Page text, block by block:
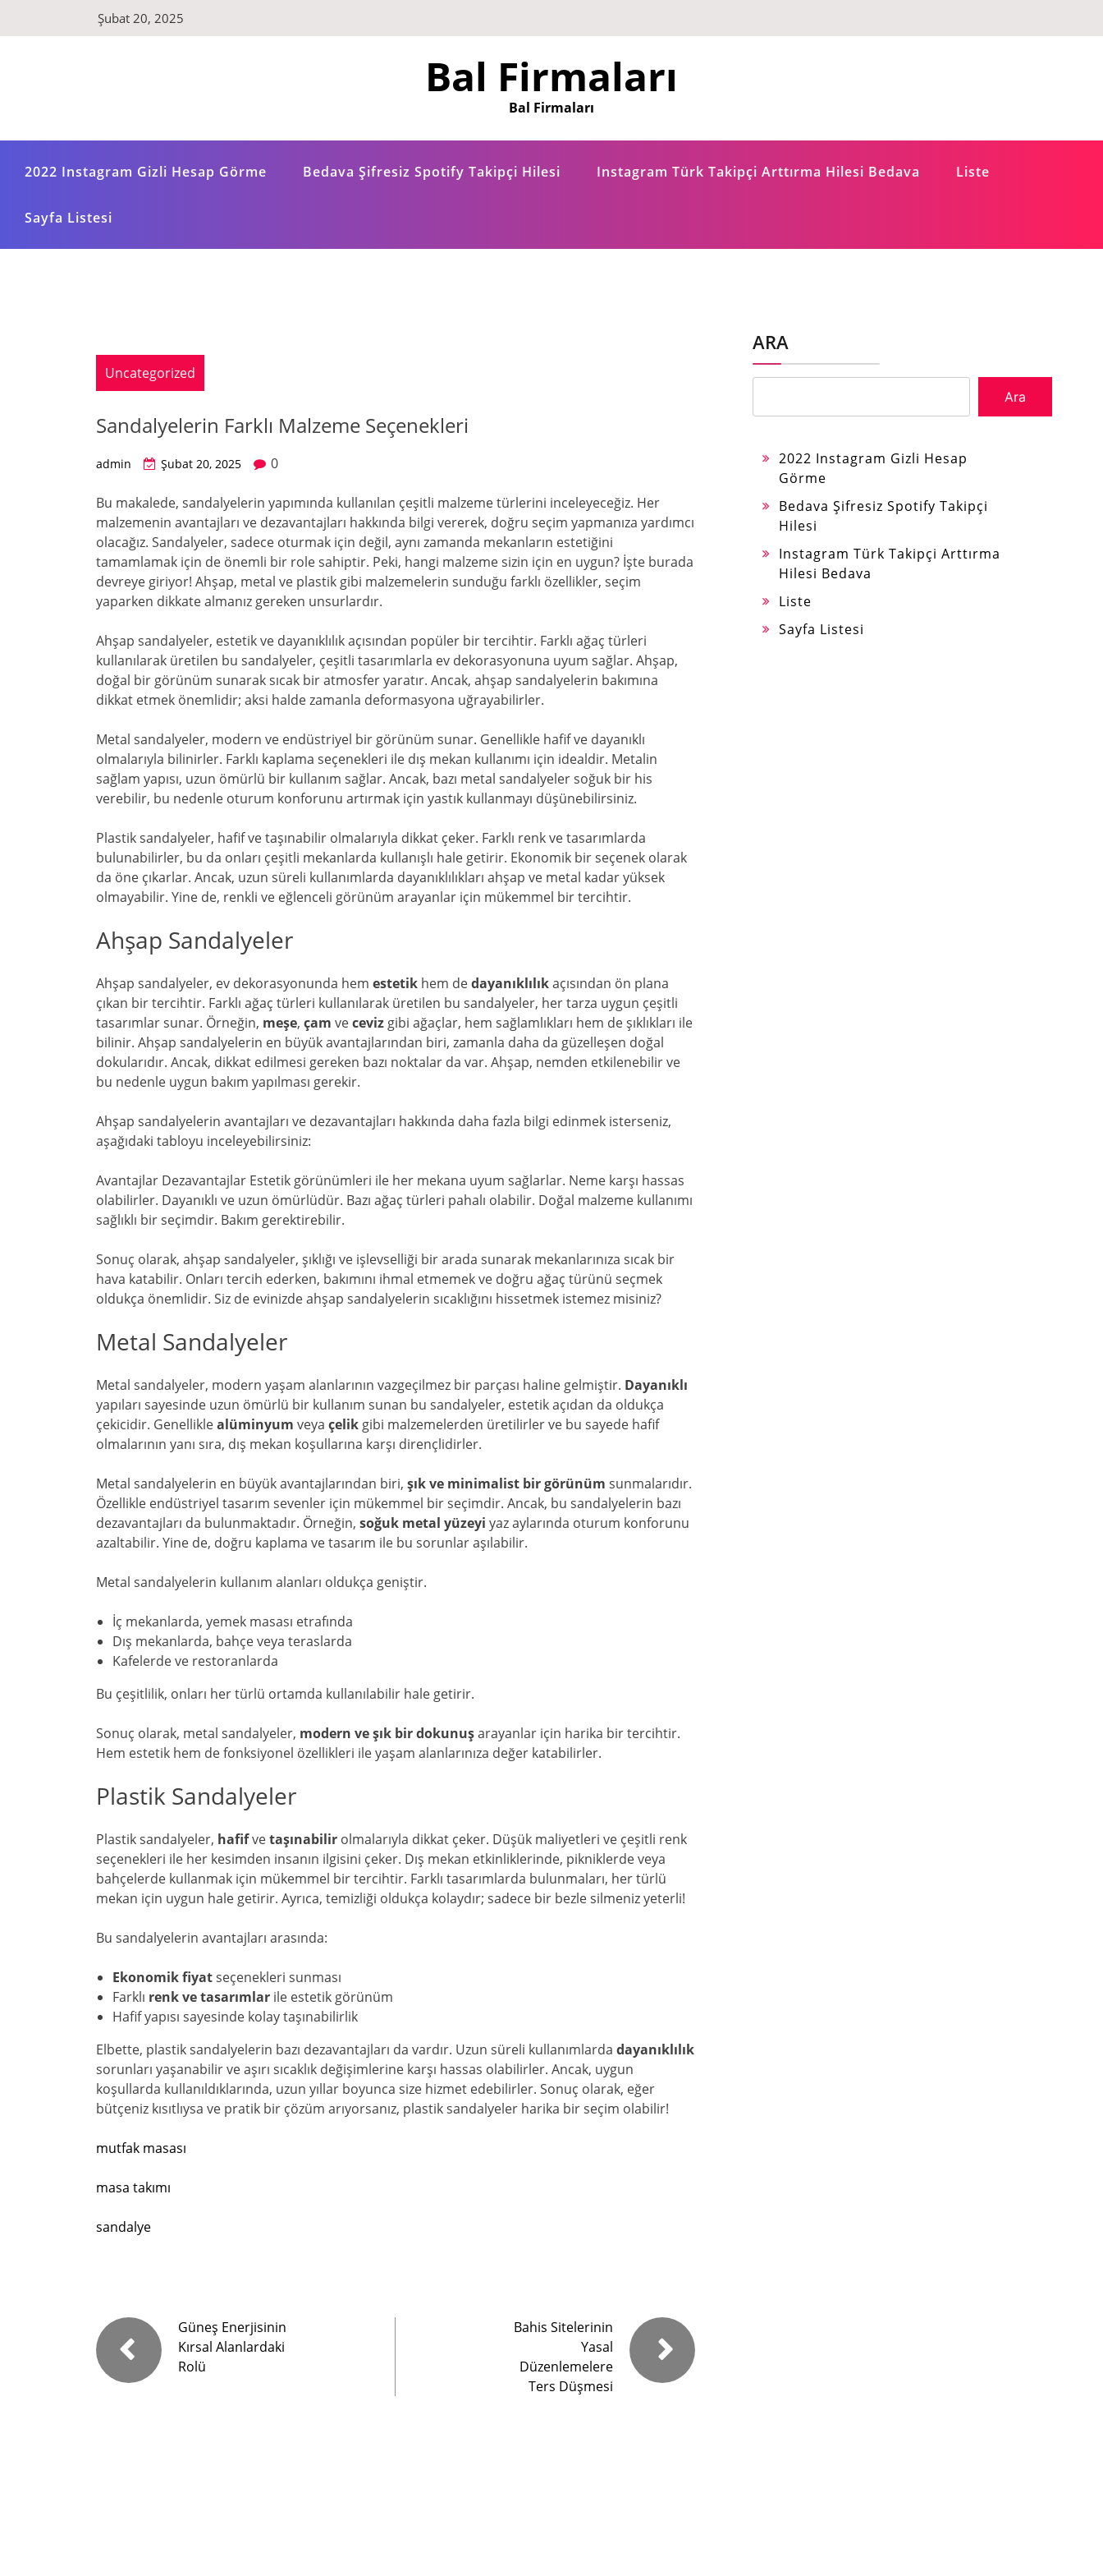
Şubat 20, 2025
Bal Firmaları
Bal Firmaları
2022 Instagram Gizli Hesap Görme Bedava Şifresiz Spotify Takipçi Hilesi Instagram Türk Takipçi Arttırma Hilesi Bedava Liste
Sayfa Listesi
Uncategorized
Sandalyelerin Farklı Malzeme Seçenekleri
admin Şubat 20, 2025 0
Bu makalede, sandalyelerin yapımında kullanılan çeşitli malzeme türlerini inceleyeceğiz. Her
malzemenin avantajları ve dezavantajları hakkında bilgi vererek, doğru seçim yapmanıza yardımcı
olacağız. Sandalyeler, sadece oturmak için değil, aynı zamanda mekanların estetiğini
tamamlamak için de önemli bir role sahiptir. Peki, hangi malzeme sizin için en uygun? İşte burada
devreye giriyor! Ahşap, metal ve plastik gibi malzemelerin sunduğu farklı özellikler, seçim
yaparken dikkate almanız gereken unsurlardır.
Ahşap sandalyeler, estetik ve dayanıklılık açısından popüler bir tercihtir. Farklı ağaç türleri
kullanılarak üretilen bu sandalyeler, çeşitli tasarımlarla ev dekorasyonuna uyum sağlar. Ahşap,
doğal bir görünüm sunarak sıcak bir atmosfer yaratır. Ancak, ahşap sandalyelerin bakımına
dikkat etmek önemlidir; aksi halde zamanla deformasyona uğrayabilirler.
Metal sandalyeler, modern ve endüstriyel bir görünüm sunar. Genellikle hafif ve dayanıklı
olmalarıyla bilinirler. Farklı kaplama seçenekleri ile dış mekan kullanımı için idealdir. Metalin
sağlam yapısı, uzun ömürlü bir kullanım sağlar. Ancak, bazı metal sandalyeler soğuk bir his
verebilir, bu nedenle oturum konforunu artırmak için yastık kullanmayı düşünebilirsiniz.
Plastik sandalyeler, hafif ve taşınabilir olmalarıyla dikkat çeker. Farklı renk ve tasarımlarda
bulunabilirler, bu da onları çeşitli mekanlarda kullanışlı hale getirir. Ekonomik bir seçenek olarak
da öne çıkarlar. Ancak, uzun süreli kullanımlarda dayanıklılıkları ahşap ve metal kadar yüksek
olmayabilir. Yine de, renkli ve eğlenceli görünüm arayanlar için mükemmel bir tercihtir.
Ahşap Sandalyeler
Ahşap sandalyeler, ev dekorasyonunda hem estetik hem dedayanıklılıkaçısından ön plana
çıkan bir tercihtir. Farklı ağaç türleri kullanılarak üretilen bu sandalyeler, her tarza uygun çeşitli
tasarımlar sunar. Örneğin, meşe, çam veceviz gibi ağaçlar, hem sağlamlıkları hem de şıklıkları ile
bilinir. Ahşap sandalyelerin en büyük avantajlarından biri, zamanla daha da güzelleşen doğal
dokularıdır. Ancak, dikkat edilmesi gereken bazı noktalar da var. Ahşap, nemden etkilenebilir ve
bu nedenle uygun bakım yapılması gerekir.
Ahşap sandalyelerin avantajları ve dezavantajları hakkında daha fazla bilgi edinmek isterseniz,
aşağıdaki tabloyu inceleyebilirsiniz:
Avantajlar Dezavantajlar Estetik görünümleri ile her mekana uyum sağlarlar. Neme karşı hassas
olabilirler. Dayanıklı ve uzun ömürlüdür. Bazı ağaç türleri pahalı olabilir. Doğal malzeme kullanımı
sağlıklı bir seçimdir. Bakım gerektirebilir.
Sonuç olarak, ahşap sandalyeler, şıklığı ve işlevselliği bir arada sunarak mekanlarınıza sıcak bir
hava katabilir. Onları tercih ederken, bakımını ihmal etmemek ve doğru ağaç türünü seçmek
oldukça önemlidir. Siz de evinizde ahşap sandalyelerin sıcaklığını hissetmek istemez misiniz?
Metal Sandalyeler
Metal sandalyeler, modern yaşam alanlarının vazgeçilmez bir parçası haline gelmiştir. Dayanıklı
yapıları sayesinde uzun ömürlü bir kullanım sunan bu sandalyeler, estetik açıdan da oldukça
çekicidir. Genelliklealüminyum veya çelik gibi malzemelerden üretilirler ve bu sayede hafif
olmalarının yanı sıra, dış mekan koşullarına karşı dirençlidirler.
Metal sandalyelerin en büyük avantajlarından biri, şık ve minimalist bir görünüm sunmalarıdır.
Özellikle endüstriyel tasarım sevenler için mükemmel bir seçimdir. Ancak, bu sandalyelerin bazı
dezavantajları da bulunmaktadır. Örneğin, soğuk metal yüzeyi yaz aylarında oturum konforunu
azaltabilir. Yine de, doğru kaplama ve tasarım ile bu sorunlar aşılabilir.
Metal sandalyelerin kullanım alanları oldukça geniştir.
İç mekanlarda, yemek masası etrafında
Dış mekanlarda, bahçe veya teraslarda
Kafelerde ve restoranlarda
Bu çeşitlilik, onları her türlü ortamda kullanılabilir hale getirir.
Sonuç olarak, metal sandalyeler, modern ve şık bir dokunuşarayanlar için harika bir tercihtir.
Hem estetik hem de fonksiyonel özellikleri ile yaşam alanlarınıza değer katabilirler.
Plastik Sandalyeler
Plastik sandalyeler, hafifvetaşınabilir olmalarıyla dikkat çeker. Düşük maliyetleri ve çeşitli renk
seçenekleri ile her kesimden insanın ilgisini çeker. Dış mekan etkinliklerinde, pikniklerde veya
bahçelerde kullanmak için mükemmel bir tercihtir. Farklı tasarımlarda bulunmaları, her türlü
mekan için uygun hale getirir. Ayrıca, temizliği oldukça kolaydır; sadece bir bezle silmeniz yeterli!
Bu sandalyelerin avantajları arasında:
Ekonomik fiyatseçenekleri sunması
Farklı renk ve tasarımlar ile estetik görünüm
Hafif yapısı sayesinde kolay taşınabilirlik
Elbette, plastik sandalyelerin bazı dezavantajları da vardır. Uzun süreli kullanımlarda dayanıklılık
sorunları yaşanabilir ve aşırı sıcaklık değişimlerine karşı hassas olabilirler. Ancak, uygun
koşullarda kullanıldıklarında, uzun yıllar boyunca size hizmet edebilirler. Sonuç olarak, eğer
bütçeniz kısıtlıysa ve pratik bir çözüm arıyorsanız, plastik sandalyeler harika bir seçim olabilir!
mutfak masası
masa takımı
sandalye
Güneş Enerjisinin
Kırsal Alanlardaki
Rolü
Bahis Sitelerinin
Yasal
Düzenlemelere
Ters Düşmesi
ARA
Ara
2022 Instagram Gizli Hesap
Görme
Bedava Şifresiz Spotify Takipçi
Hilesi
Instagram Türk Takipçi Arttırma
Hilesi Bedava
Liste
Sayfa Listesi